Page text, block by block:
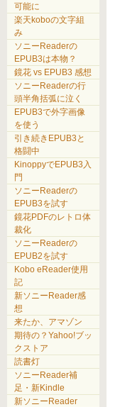
可能に
楽天koboの文字組
み
ソニーReaderの
EPUB3は本物？
鏡花 vs EPUB3 感想
ソニーReaderの行
頭半角括弧に泣く
EPUB3で外字画像
を使う
引き続きEPUB3と
格闘中
KinoppyでEPUB3入
門
ソニーReaderの
EPUB3を試す
鏡花PDFのレトロ体
裁化
ソニーReaderの
EPUB2を試す
Kobo eReader使用
記
新ソニーReader感
想
来たか、アマゾン
期待の？Yahoo!ブッ
クストア
読書灯
ソニーReader補
足・新Kindle
新ソニーReader